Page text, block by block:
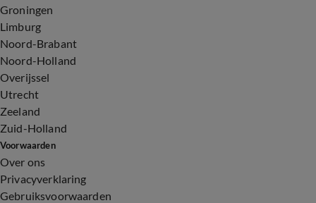
Groningen
Limburg
Noord-Brabant
Noord-Holland
Overijssel
Utrecht
Zeeland
Zuid-Holland
Voorwaarden
Over ons
Privacyverklaring
Gebruiksvoorwaarden